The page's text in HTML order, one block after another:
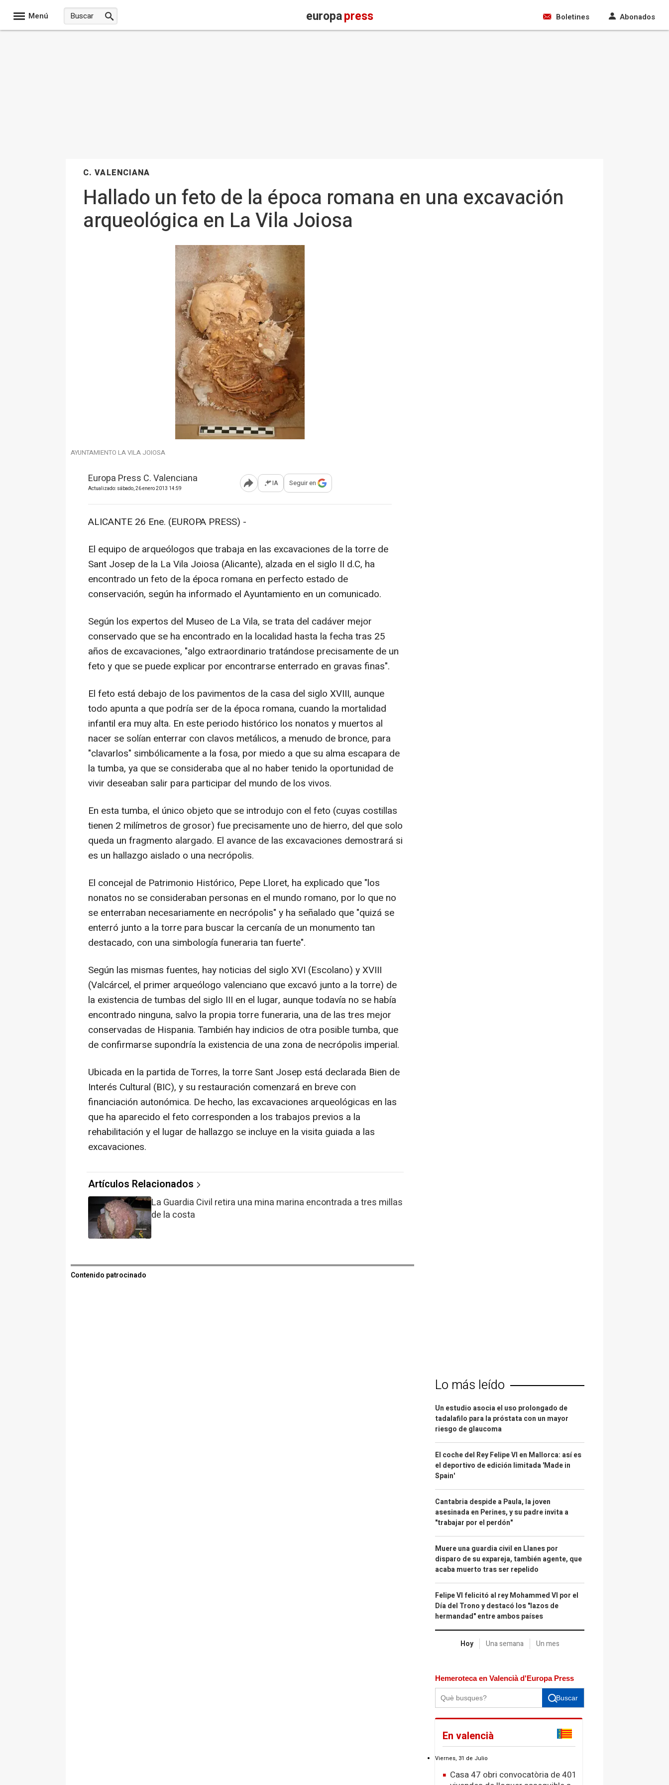
Menú europapress Boletines Abonados
C. VALENCIANA
Hallado un feto de la época romana en una excavación
arqueológica en La Vila Joiosa
AYUNTAMIENTO LA VILA JOIOSA
Europa Press C. Valenciana
Actualizado: sábado, 26 enero 2013 14:59 Abrir opciones para compartir
IA Seguir en
ALICANTE 26 Ene. (EUROPA PRESS) -
El equipo de arqueólogos que trabaja en las excavaciones de la torre de
Sant Josep de la La Vila Joiosa (Alicante), alzada en el siglo II d.C, ha
encontrado un feto de la época romana en perfecto estado de
conservación, según ha informado el Ayuntamiento en un comunicado.
Según los expertos del Museo de La Vila, se trata del cadáver mejor
conservado que se ha encontrado en la localidad hasta la fecha tras 25
años de excavaciones, "algo extraordinario tratándose precisamente de un
feto y que se puede explicar por encontrarse enterrado en gravas finas".
El feto está debajo de los pavimentos de la casa del siglo XVIII, aunque
todo apunta a que podría ser de la época romana, cuando la mortalidad
infantil era muy alta. En este periodo histórico los nonatos y muertos al
nacer se solían enterrar con clavos metálicos, a menudo de bronce, para
"clavarlos" simbólicamente a la fosa, por miedo a que su alma escapara de
la tumba, ya que se consideraba que al no haber tenido la oportunidad de
vivir deseaban salir para participar del mundo de los vivos.
En esta tumba, el único objeto que se introdujo con el feto (cuyas costillas
tienen 2 milímetros de grosor) fue precisamente uno de hierro, del que solo
queda un fragmento alargado. El avance de las excavaciones demostrará si
es un hallazgo aislado o una necrópolis.
El concejal de Patrimonio Histórico, Pepe Lloret, ha explicado que "los
nonatos no se consideraban personas en el mundo romano, por lo que no
se enterraban necesariamente en necrópolis" y ha señalado que "quizá se
enterró junto a la torre para buscar la cercanía de un monumento tan
destacado, con una simbología funeraria tan fuerte".
Según las mismas fuentes, hay noticias del siglo XVI (Escolano) y XVIII
(Valcárcel, el primer arqueólogo valenciano que excavó junto a la torre) de
la existencia de tumbas del siglo III en el lugar, aunque todavía no se había
encontrado ninguna, salvo la propia torre funeraria, una de las tres mejor
conservadas de Hispania. También hay indicios de otra posible tumba, que
de confirmarse supondría la existencia de una zona de necrópolis imperial.
Ubicada en la partida de Torres, la torre Sant Josep está declarada Bien de
Interés Cultural (BIC), y su restauración comenzará en breve con
financiación autonómica. De hecho, las excavaciones arqueológicas en las
que ha aparecido el feto corresponden a los trabajos previos a la
rehabilitación y el lugar de hallazgo se incluye en la visita guiada a las
excavaciones.
Artículos Relacionados
La Guardia Civil retira una mina marina encontrada a tres millas
de la costa
Contenido patrocinado
Lo más leído
Un estudio asocia el uso prolongado de
tadalafilo para la próstata con un mayor
riesgo de glaucoma
El coche del Rey Felipe VI en Mallorca: así es
el deportivo de edición limitada 'Made in
Spain'
Cantabria despide a Paula, la joven
asesinada en Perines, y su padre invita a
"trabajar por el perdón"
Muere una guardia civil en Llanes por
disparo de su expareja, también agente, que
acaba muerto tras ser repelido
Felipe VI felicitó al rey Mohammed VI por el
Día del Trono y destacó los "lazos de
hermandad" entre ambos países
Hoy Una semana Un mes
Hemeroteca en Valencià d'Europa Press
Buscar
En valencià
Viernes, 31 de Julio
Casa 47 obri convocatòria de 401